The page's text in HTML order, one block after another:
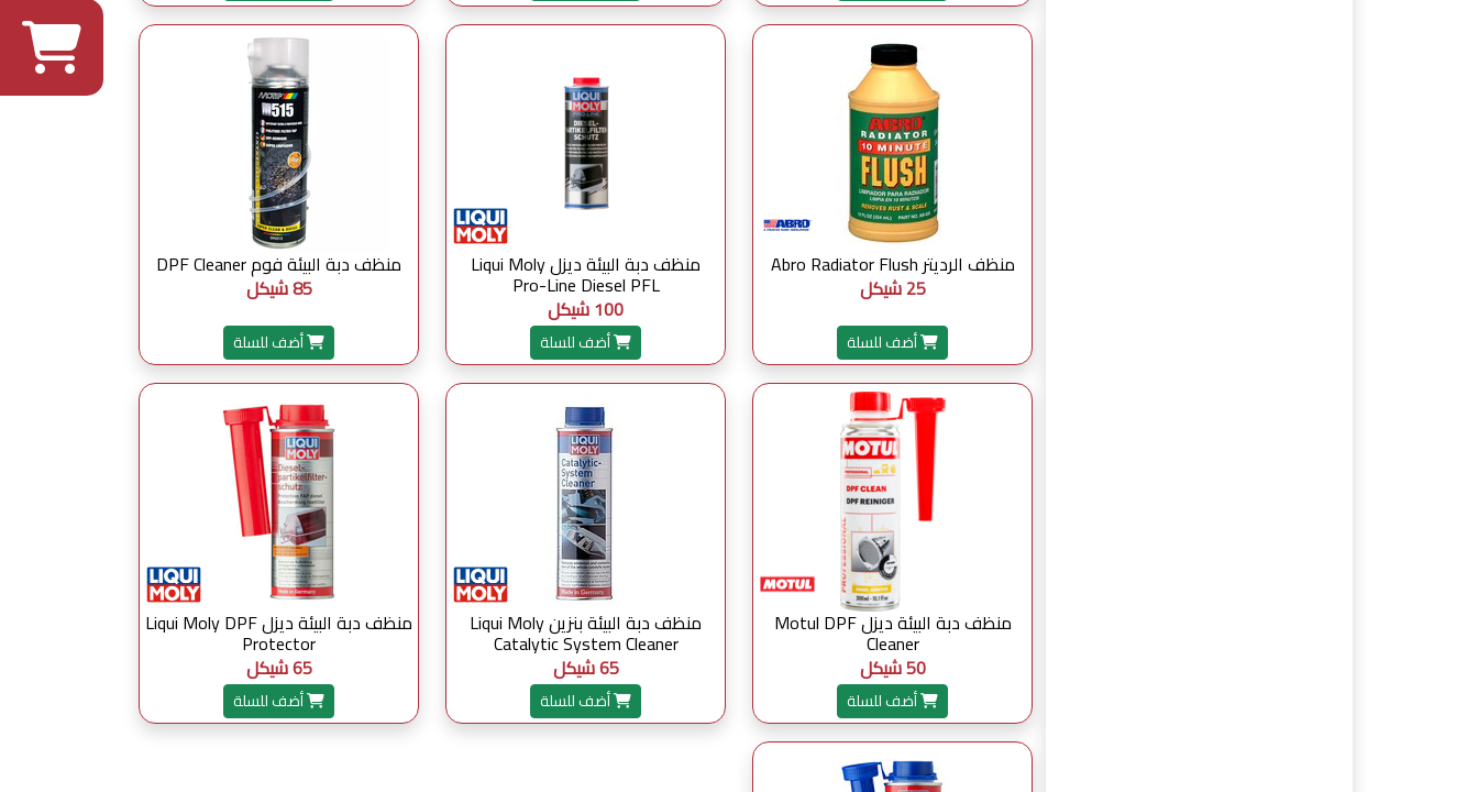
منظف الرديتر Abro Radiator Flush
25 شيكل
أضف للسلة
منظف دبة البيئة ديزل Liqui Moly
Pro-Line Diesel PFL
100 شيكل
أضف للسلة
منظف دبة البيئة فوم DPF Cleaner
85 شيكل
أضف للسلة
منظف دبة البيئة ديزل Motul DPF
Cleaner
50 شيكل
أضف للسلة
منظف دبة البيئة بنزين Liqui Moly
Catalytic System Cleaner
65 شيكل
أضف للسلة
منظف دبة البيئة ديزل Liqui Moly DPF
Protector
65 شيكل
أضف للسلة